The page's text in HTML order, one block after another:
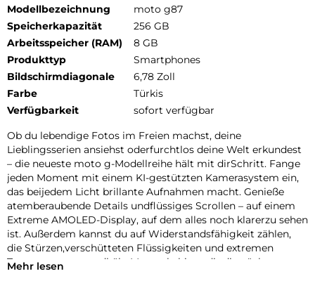
Modellbezeichnung
moto g87
Speicherkapazität
256 GB
Arbeitsspeicher (RAM)
8 GB
Produkttyp
Smartphones
Bildschirmdiagonale
6,78 Zoll
Farbe
Türkis
Verfügbarkeit
sofort verfügbar
Ob du lebendige Fotos im Freien machst, deine
Lieblingsserien ansiehst oderfurchtlos deine Welt erkundest
– die neueste moto g-Modellreihe hält mit dirSchritt. Fange
jeden Moment mit einem KI-gestützten Kamerasystem ein,
das beijedem Licht brillante Aufnahmen macht. Genieße
atemberaubende Details undflüssiges Scrollen – auf einem
Extreme AMOLED-Display, auf dem alles noch klarerzu sehen
ist. Außerdem kannst du auf Widerstandsfähigkeit zählen,
die Stürzen,verschütteten Flüssigkeiten und extremen
Temperaturen standhält. Motorola bietetdir die nächste
Mehr lesen